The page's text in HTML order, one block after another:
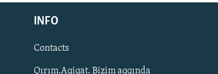
Українською
QOŞULIÑIZ!
INFO
Contacts
Qırım.Aqiqat. Bizim aqqında